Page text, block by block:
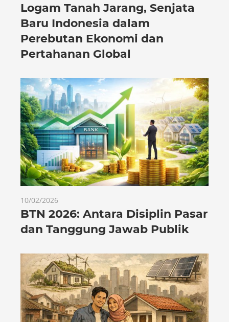
Logam Tanah Jarang, Senjata
Baru Indonesia dalam
Perebutan Ekonomi dan
Pertahanan Global
10/02/2026
BTN 2026: Antara Disiplin Pasar
dan Tanggung Jawab Publik